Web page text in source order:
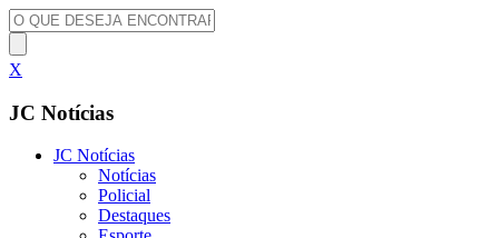
X
JC Notícias
JC Notícias
Notícias
Policial
Destaques